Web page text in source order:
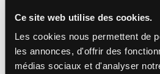
Ce site web utilise des cookies.
Les cookies nous permettent de
les annonces, d'offrir des
médias sociaux et d'analyser